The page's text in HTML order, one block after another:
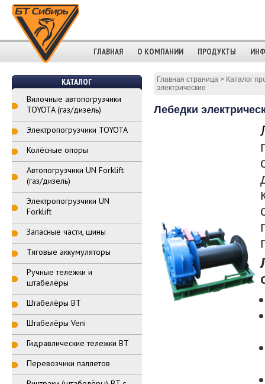
ГЛАВНАЯ О КОМПАНИИ ПРОДУКТЫ
КАТАЛОГ
Вилочные автопогрузчики
TOYOTA (газ/дизель)
Электропогрузчики TOYOTA
Колёсные опоры
Автопогрузчики UN Forklift
(газ/дизель)
Электропогрузчики UN
Forklift
Запасные части, шины
Тяговые аккумуляторы
Ручные тележки и
штабелёры
Штабелёры BT
Штабелёры Veni
Гидравлические тележки BT
Перевозчики паллетов
Главная страница> Каталог
электрические
Лебедки